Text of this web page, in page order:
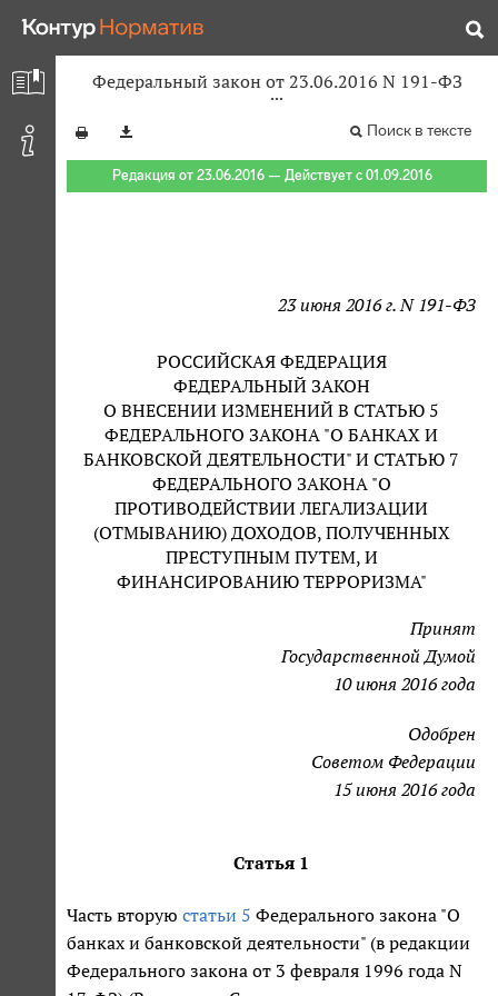
Федеральный закон от 23.06.2016 N 191-ФЗ
Поиск в тексте
Редакция от 23.06.2016 — Действует с 01.09.2016
23 июня 2016 г. N 191-ФЗ
РОССИЙСКАЯ ФЕДЕРАЦИЯ
ФЕДЕРАЛЬНЫЙ ЗАКОН
О ВНЕСЕНИИ ИЗМЕНЕНИЙ В СТАТЬЮ 5
ФЕДЕРАЛЬНОГО ЗАКОНА "О БАНКАХ И
БАНКОВСКОЙ ДЕЯТЕЛЬНОСТИ" И СТАТЬЮ 7
ФЕДЕРАЛЬНОГО ЗАКОНА "О
ПРОТИВОДЕЙСТВИИ ЛЕГАЛИЗАЦИИ
(ОТМЫВАНИЮ) ДОХОДОВ, ПОЛУЧЕННЫХ
ПРЕСТУПНЫМ ПУТЕМ, И
ФИНАНСИРОВАНИЮ ТЕРРОРИЗМА"
Принят
Государственной Думой
10 июня 2016 года
Одобрен
Советом Федерации
15 июня 2016 года
Статья 1
Часть вторую статьи 5 Федерального закона "О
банках и банковской деятельности" (в редакции
Федерального закона от 3 февраля 1996 года N